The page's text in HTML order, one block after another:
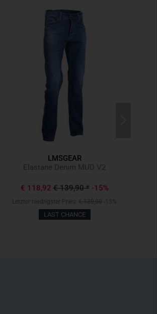
LMSGEAR
Elastane Denim MUD V2
€ 118,92 € 139,90* -15%
Letzter niedrigster Preis: € 139,90 -15%
LAST CHANCE